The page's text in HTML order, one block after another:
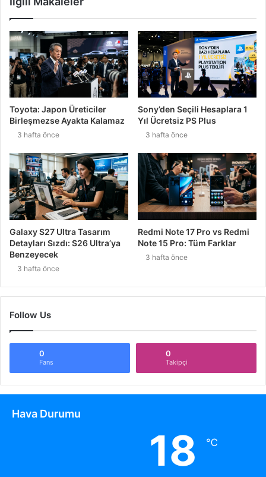
Toyota: Japon Üreticiler
Birleşmezse Ayakta Kalamaz
3 hafta önce
Sony’den Seçili Hesaplara 1
Yıl Ücretsiz PS Plus
3 hafta önce
Galaxy S27 Ultra Tasarım
Detayları Sızdı: S26 Ultra’ya
Benzeyecek
3 hafta önce
Redmi Note 17 Pro vs Redmi
Note 15 Pro: Tüm Farklar
3 hafta önce
Follow Us
0
Fans
0
Takipçi
Hava Durumu
18 ℃